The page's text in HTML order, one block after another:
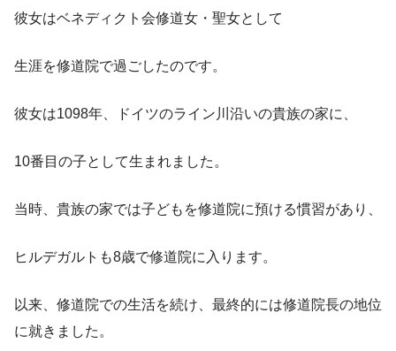
彼女はベネディクト会修道女・聖女として
生涯を修道院で過ごしたのです。
彼女は1098年、ドイツのライン川沿いの貴族の家に、
10番目の子として生まれました。
当時、貴族の家では子どもを修道院に預ける慣習があり、
ヒルデガルトも8歳で修道院に入ります。
以来、修道院での生活を続け、最終的には修道院長の地位
に就きました。